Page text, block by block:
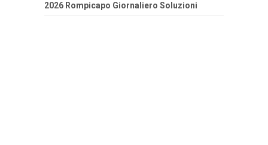
2026 Rompicapo Giornaliero Soluzioni